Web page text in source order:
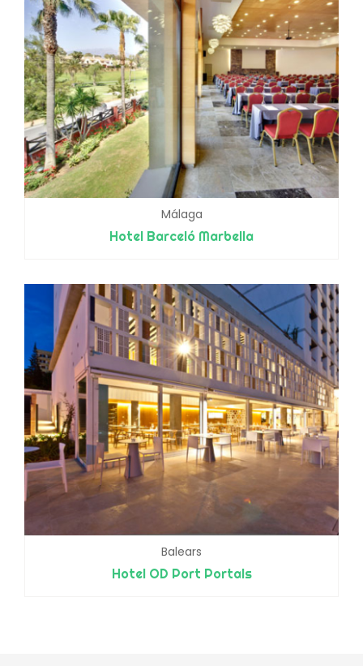
Málaga
Hotel Barceló Marbella
Balears
Hotel OD Port Portals